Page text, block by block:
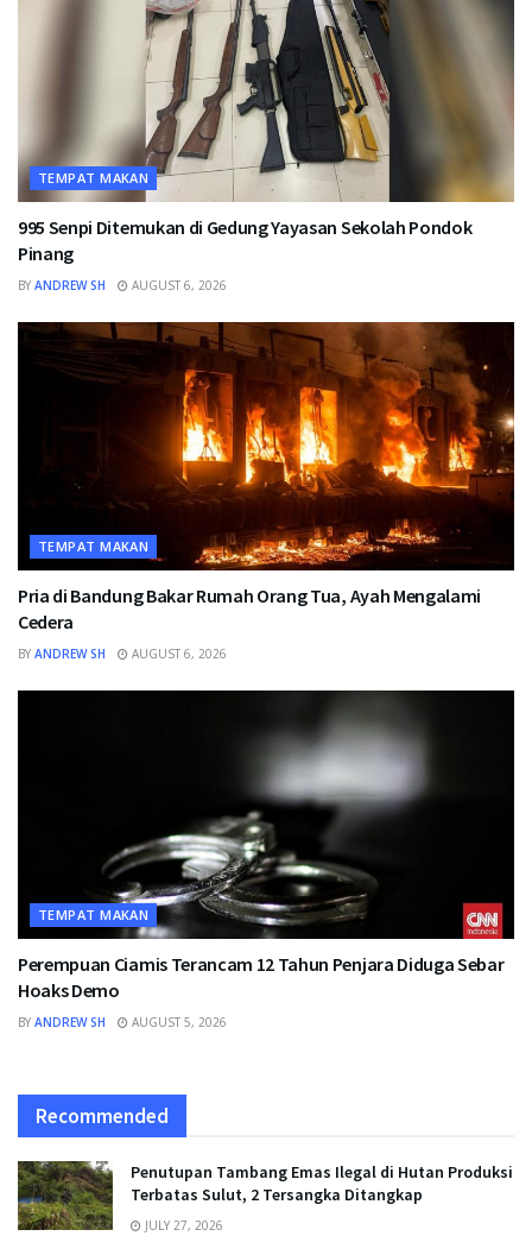
TEMPAT MAKAN
995 Senpi Ditemukan di Gedung Yayasan Sekolah Pondok
Pinang
BY ANDREW SH AUGUST 6, 2026
TEMPAT MAKAN
Pria di Bandung Bakar Rumah Orang Tua, Ayah Mengalami
Cedera
BY ANDREW SH AUGUST 6, 2026
TEMPAT MAKAN
Perempuan Ciamis Terancam 12 Tahun Penjara Diduga Sebar
Hoaks Demo
BY ANDREW SH AUGUST 5, 2026
Recommended
Penutupan Tambang Emas Ilegal di Hutan Produksi
Terbatas Sulut, 2 Tersangka Ditangkap
JULY 27, 2026